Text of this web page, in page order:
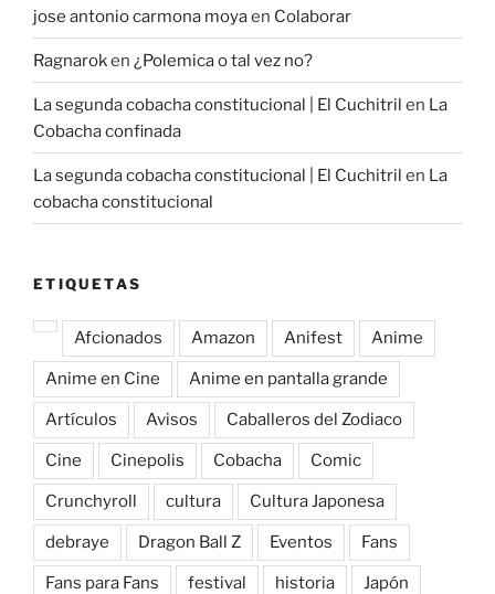
jose antonio carmona moyaen Colaborar
Ragnaroken ¿Polemica o tal vez no?
La segunda cobacha constitucional | El Cuchitril en La
Cobacha confinada
La segunda cobacha constitucional | El Cuchitril en La
cobacha constitucional
ETIQUETAS
Afcionados Amazon Anifest Anime
Anime en Cine Anime en pantalla grande
Artículos Avisos Caballeros del Zodiaco
Cine Cinepolis Cobacha Comic
Crunchyroll cultura Cultura Japonesa
debraye Dragon Ball Z Eventos Fans
Fans para Fans festival historia Japón